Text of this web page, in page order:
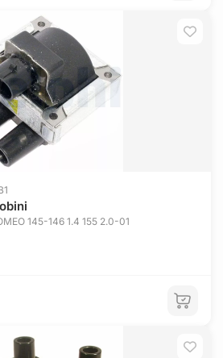
145-146 1.4 155 2.0-01